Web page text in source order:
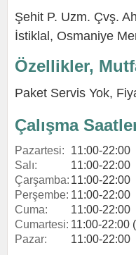
Şehit P. Uzm. Çvş.
İstiklal , Osmaniye
Özellikler,
Paket Servis Yok,
Çalışma
Pazartesi:
11:00-22:00
Salı:
11:00-22:00
Çarşamba: 11:00-22:00
Perşembe: 11:00-22:00
Cuma:
11:00-22:00
Cumartesi: 11:00-22:00
Pazar:
11:00-22:00